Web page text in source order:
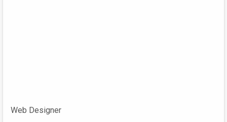
Web Designer